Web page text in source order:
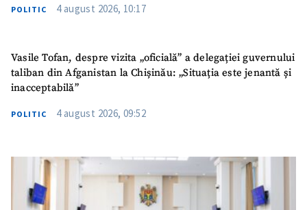
POLITIC 4 august 2026, 10:17
Vasile Tofan, despre vizita „oficială” a delegației guvernului
taliban din Afganistan la Chișinău: „Situația este jenantă și
inacceptabilă”
POLITIC 4 august 2026, 09:52